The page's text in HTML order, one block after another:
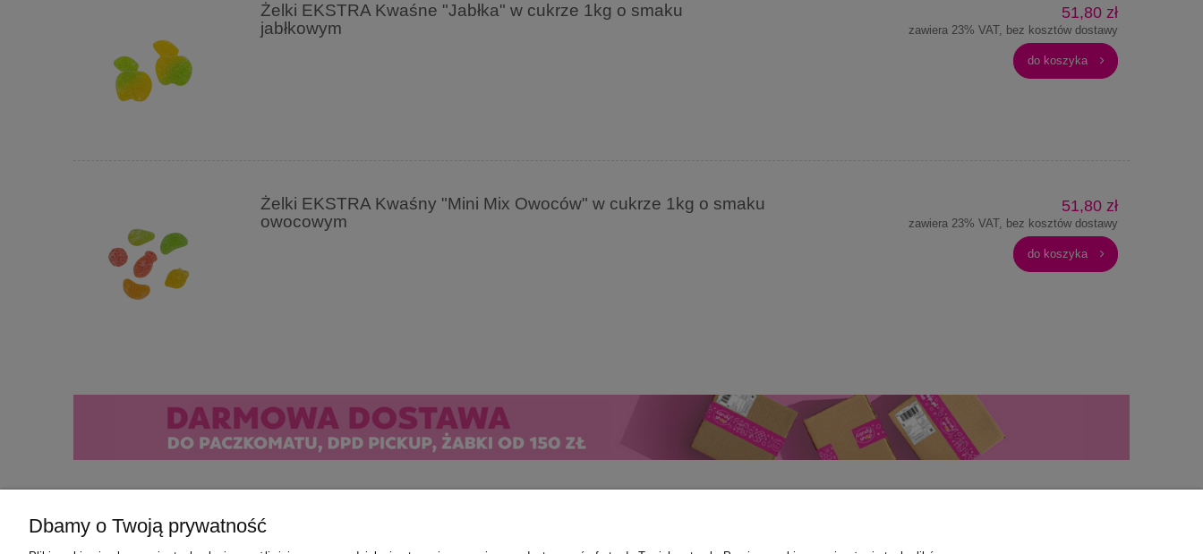
Żelki EKSTRA Kwaśne "Jabłka" w cukrze 1kg o smaku
jabłkowym
51,80 zł
zawiera 23% VAT, bez kosztów dostawy
do koszyka
Żelki EKSTRA Kwaśny "Mini Mix Owoców" w cukrze 1kg o smaku
owocowym
51,80 zł
zawiera 23% VAT, bez kosztów dostawy
do koszyka
Pomoc
Dbamy o Twoją prywatność